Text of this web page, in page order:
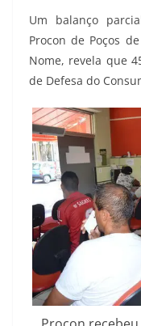
Um balanço
Procon de Poços
Nome, revela que
de Defesa do